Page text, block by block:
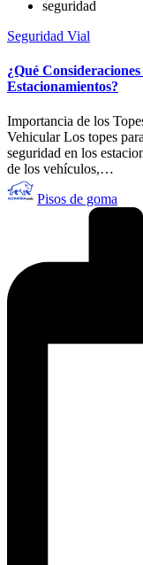
seguridad
Publicado
Seguridad Vial
¿Qué
Estacionamientos?
Importancia de los
Vehicular Los topes
seguridad en los
de los vehículos,…
Publicado
por
Pisos de goma